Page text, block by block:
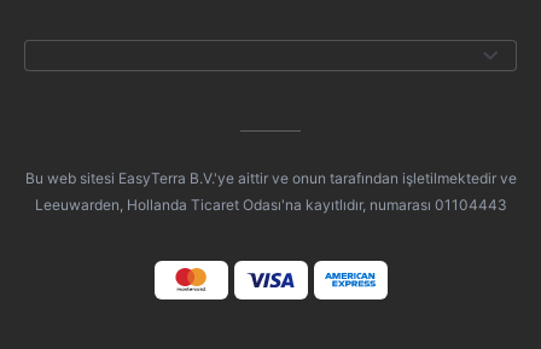
Bu web sitesi EasyTerra B.V.'ye aittir ve onun tarafından işletilmektedir ve
Leeuwarden, Hollanda Ticaret Odası'na kayıtlıdır, numarası 01104443